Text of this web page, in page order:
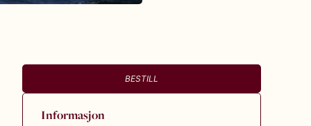
BESTILL
Informasjon